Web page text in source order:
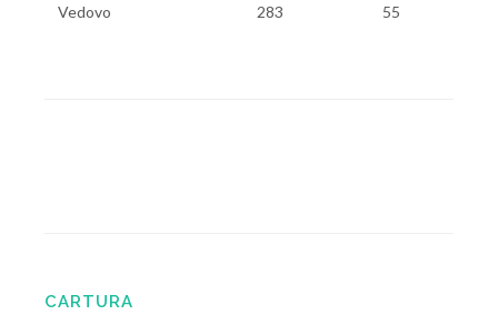
Vedovo 283 55
CARTURA